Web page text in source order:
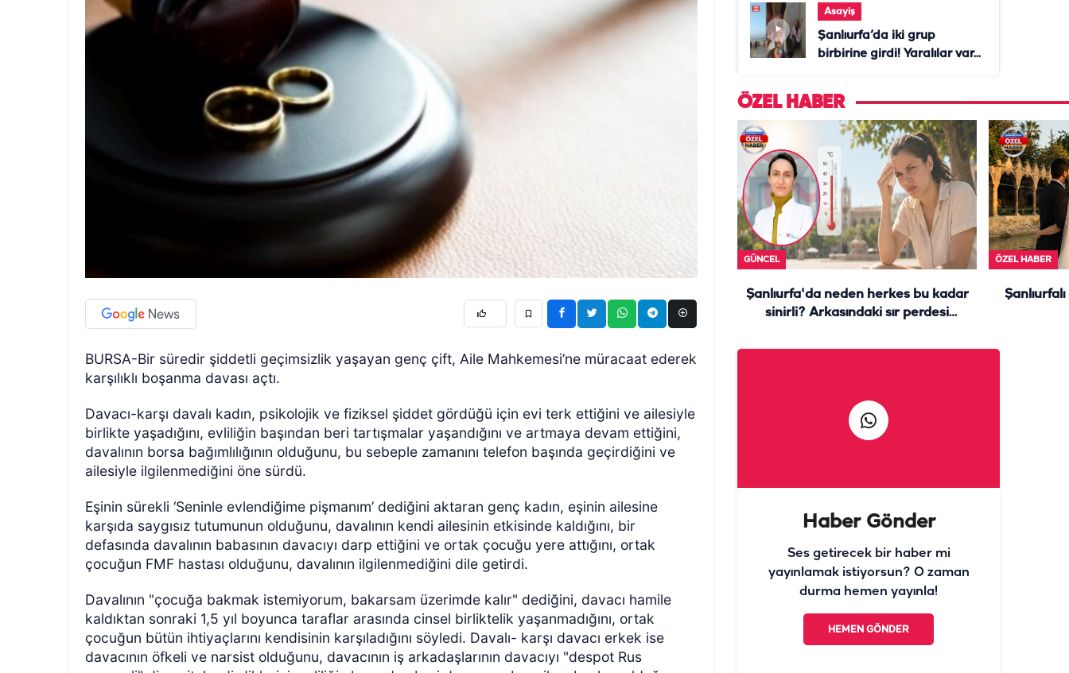
BURSA-Bir süredir şiddetli geçimsizlik yaşayan genç çift, Aile Mahkemesi’ne müracaat ederek
karşılıklı boşanma davası açtı.
Davacı-karşı davalı kadın, psikolojik ve fiziksel şiddet gördüğü için evi terk ettiğini ve ailesiyle
birlikte yaşadığını, evliliğin başından beri tartışmalar yaşandığını ve artmaya devam ettiğini,
davalının borsa bağımlılığının olduğunu, bu sebeple zamanını telefon başında geçirdiğini ve
ailesiyle ilgilenmediğini öne sürdü.
Eşinin sürekli ‘Seninle evlendiğime pişmanım’ dediğini aktaran genç kadın, eşinin ailesine
karşıda saygısız tutumunun olduğunu, davalının kendi ailesinin etkisinde kaldığını, bir
defasında davalının babasının davacıyı darp ettiğini ve ortak çocuğu yere attığını, ortak
çocuğun FMF hastası olduğunu, davalının ilgilenmediğini dile getirdi.
Davalının "çocuğa bakmak istemiyorum, bakarsam üzerimde kalır" dediğini, davacı hamile
kaldıktan sonraki 1,5 yıl boyunca taraflar arasında cinsel birliktelik yaşanmadığını, ortak
çocuğun bütün ihtiyaçlarını kendisinin karşıladığını söyledi. Davalı- karşı davacı erkek ise
davacının öfkeli ve narsist olduğunu, davacının iş arkadaşlarının davacıyı "despot Rus
ölmezdim" notunu bıraktı
Asayiş
Şanlıurfa’da iki grup
birbirine girdi! Yaralılar var...
ÖZEL HABER
GÜNCEL
Şanlıurfa'da neden herkes bu kadar
sinirli? Arkasındaki sır perdesi
ÖZEL HABER
Haber Gönder
Ses getirecek bir haber mi
yayınlamak istiyorsun? O zaman
durma hemen yayınla!
HEMEN GÖNDER